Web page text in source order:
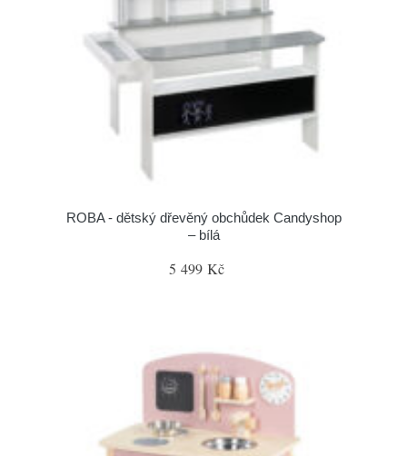
ROBA - dětský dřevěný obchůdek Candyshop
– bílá
5 499 Kč